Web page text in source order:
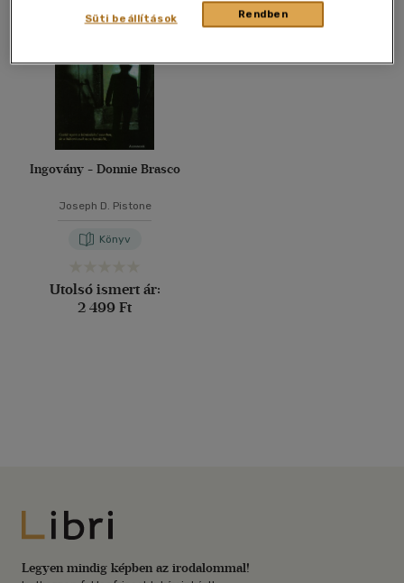
Alkalmaz
Ingovány - Donnie Brasco
Joseph D. Pistone
Könyv
Utolsó ismert ár:
2 499 Ft
Libri
Legyen mindig képben az irodalommal!
Rendben
Süti beállítások